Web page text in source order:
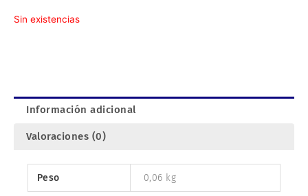
Sin existencias
Información adicional
Valoraciones (0)
Peso 0,06 kg